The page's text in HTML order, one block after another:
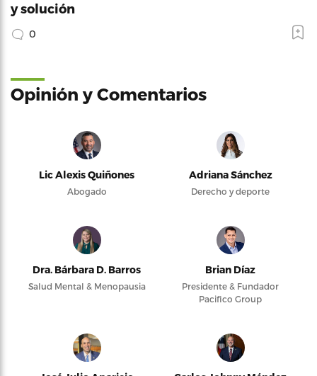
y solución
0
Opinión y Comentarios
Lic Alexis Quiñones
Abogado
Adriana Sánchez
Derecho y deporte
Dra. Bárbara D. Barros
Salud Mental & Menopausia
Brian Díaz
Presidente & Fundador
Pacifico Group